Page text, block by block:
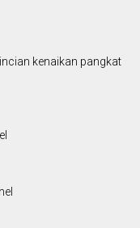
kenaikan pangkat